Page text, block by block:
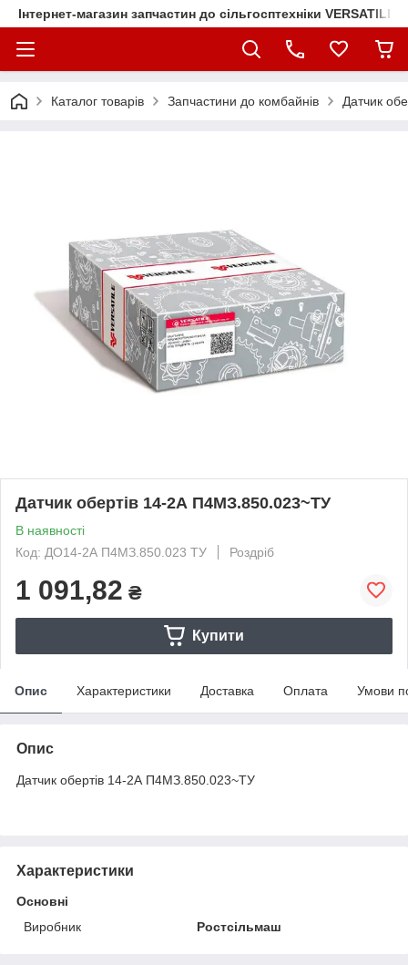
Інтернет-магазин запчастин до сільгосптехніки VERSATILE
Каталог товарів Запчастини до комбайнів Датчик
Датчик обертів 14-2А П4МЗ.850.023~ТУ
В наявності
Код: ДО14-2А П4МЗ.850.023 ТУ
Роздріб
1 091,82 ₴
Купити
Опис Характеристики Доставка Оплата Умови
Опис
Датчик обертів 14-2А П4МЗ.850.023~ТУ
Характеристики
Основні
Виробник
Ростсільмаш